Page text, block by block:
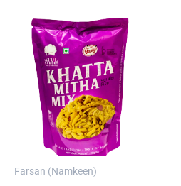
Farsan (Namkeen)